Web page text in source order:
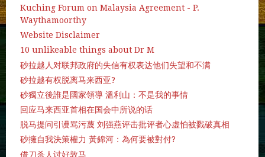
Kuching Forum on Malaysia Agreement - P.
Waythamoorthy
Website Disclaimer
10 unlikeable things about Dr M
砂拉越人对联邦政府的失信有权表达他们失望和不满
砂拉越有权脱离马来西亚?
砂獨立後誰是國家領導 溫利山：不是我的事情
回应马来西亚首相在国会中所说的话
脱马提问引谩骂污蔑 刘强燕评击批评者心虚怕被戮破真相
砂擁自我決策權力 黃錦河：為何要被對付?
借刀杀人讨好敦马